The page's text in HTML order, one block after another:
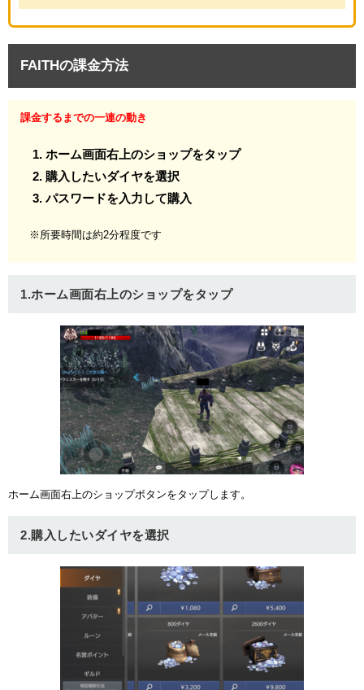
ュー
FAITHの課金方法
課金するまでの一連の動き
ホーム画面右上のショップをタップ
購入したいダイヤを選択
パスワードを入力して購入
※所要時間は約2分程度です
1.ホーム画面右上のショップをタップ
ホーム画面右上のショップボタンをタップします。
2.購入したいダイヤを選択